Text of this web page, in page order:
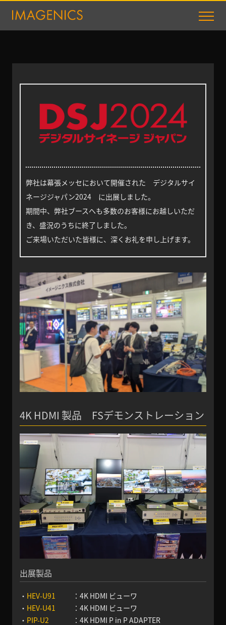
弊社は幕張メッセにおいて開催された デジタルサイ
ネージジャパン2024 に出展しました。
期間中、弊社ブースへも多数のお客様にお越しいただ
き、盛況のうちに終了しました。
ご来場いただいた皆様に、深くお礼を申し上げます。
4K HDMI 製品 FSデモンストレーション
出展製品
・ HEV-U91
：4K HDMI ビューワ
・ HEV-U41
：4K HDMI ビューワ
・ PIP-U2
：4K HDMI P in P ADAPTER